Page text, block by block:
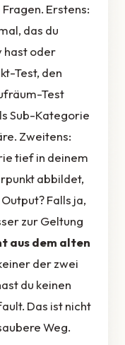
Erstens:
das du
hast oder
Test, den
Test
Sub-Kategorie
Zweitens:
tief in deinem
abbildet,
Falls ja,
zur Geltung
aus dem alten
der zwei
du keinen
Das ist nicht
Weg.